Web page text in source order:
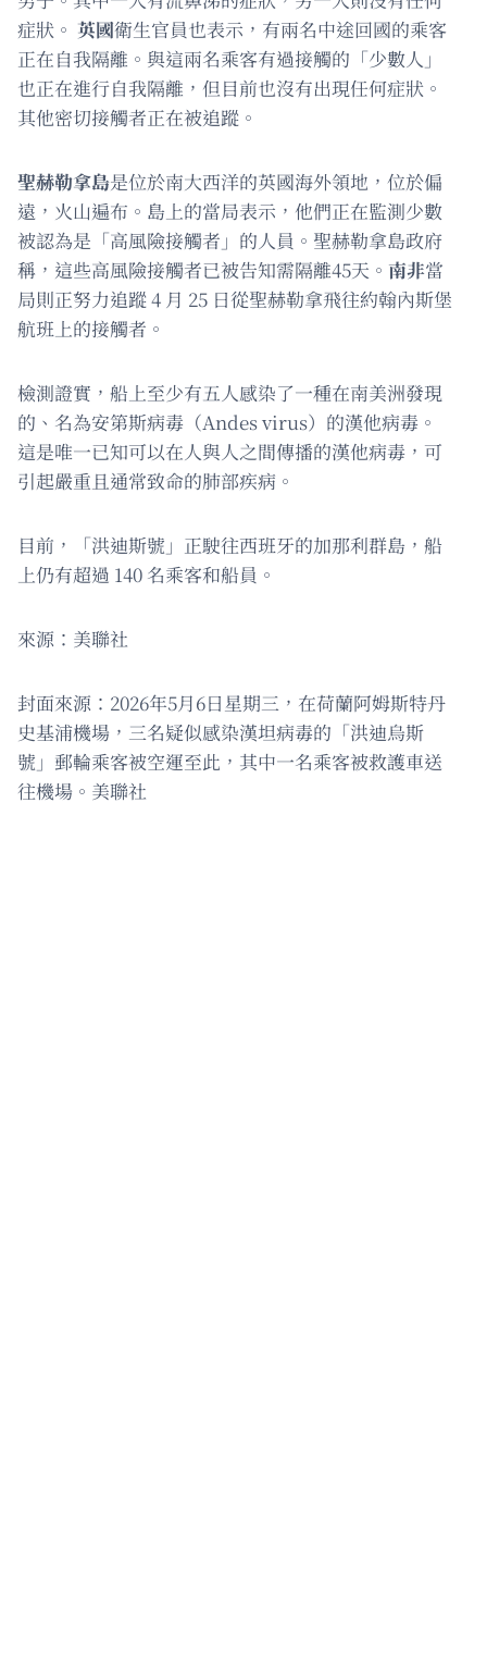
症狀。 英國衛生官員也表示，有兩名中途回國的乘客
正在自我隔離。與這兩名乘客有過接觸的「少數人」
也正在進行自我隔離，但目前也沒有出現任何症狀。
其他密切接觸者正在被追蹤。
聖赫勒拿島是位於南大西洋的英國海外領地，位於偏
遠，火山遍布。島上的當局表示，他們正在監測少數
被認為是「高風險接觸者」的人員。聖赫勒拿島政府
稱，這些高風險接觸者已被告知需隔離45天。 南非當
局則正努力追蹤 4 月 25 日從聖赫勒拿飛往約翰內斯堡
航班上的接觸者。
檢測證實，船上至少有五人感染了一種在南美洲發現
的、名為安第斯病毒（Andes virus）的漢他病毒。
這是唯一已知可以在人與人之間傳播的漢他病毒，可
引起嚴重且通常致命的肺部疾病。
目前，「洪迪斯號」正駛往西班牙的加那利群島，船
上仍有超過 140 名乘客和船員。
來源：美聯社
封面來源：2026年5月6日星期三，在荷蘭阿姆斯特丹
史基浦機場，三名疑似感染漢坦病毒的「洪迪烏斯
號」郵輪乘客被空運至此，其中一名乘客被救護車送
往機場。美聯社